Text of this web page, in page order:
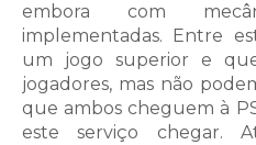
embora com
implementadas. Entre
um jogo superior e
jogadores, mas não
que ambos cheguem à
este serviço chegar.